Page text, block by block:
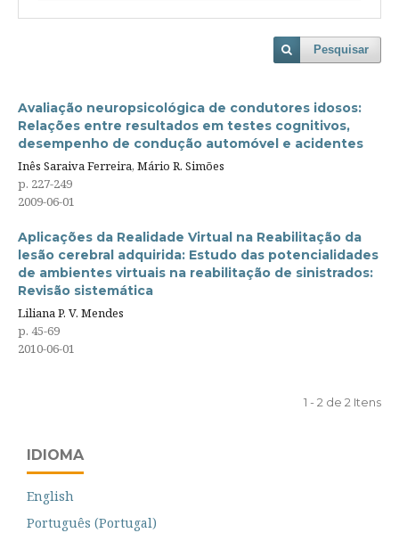
Pesquisar
Avaliação neuropsicológica de condutores idosos:
Relações entre resultados em testes cognitivos,
desempenho de condução automóvel e acidentes
Inês Saraiva Ferreira, Mário R. Simões
p. 227-249
2009-06-01
Aplicações da Realidade Virtual na Reabilitação da
lesão cerebral adquirida: Estudo das potencialidades
de ambientes virtuais na reabilitação de sinistrados:
Revisão sistemática
Liliana P. V. Mendes
p. 45-69
2010-06-01
1 - 2 de 2 Itens
IDIOMA
English
Português (Portugal)